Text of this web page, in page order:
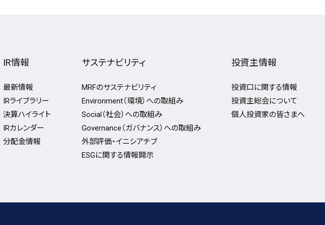
IR情報
最新情報
IRライブラリー
決算ハイライト
IRカレンダー
分配金情報
サステナビリティ
MRFのサステナビリティ
Environment（環境）への取組み
Social（社会）への取組み
Governance（ガバナンス）への取組み
外部評価・イニシアチブ
ESGに関する情報開⽰
投資主情報
投資口に関する情報
投資主総会について
個人投資家の皆さまへ